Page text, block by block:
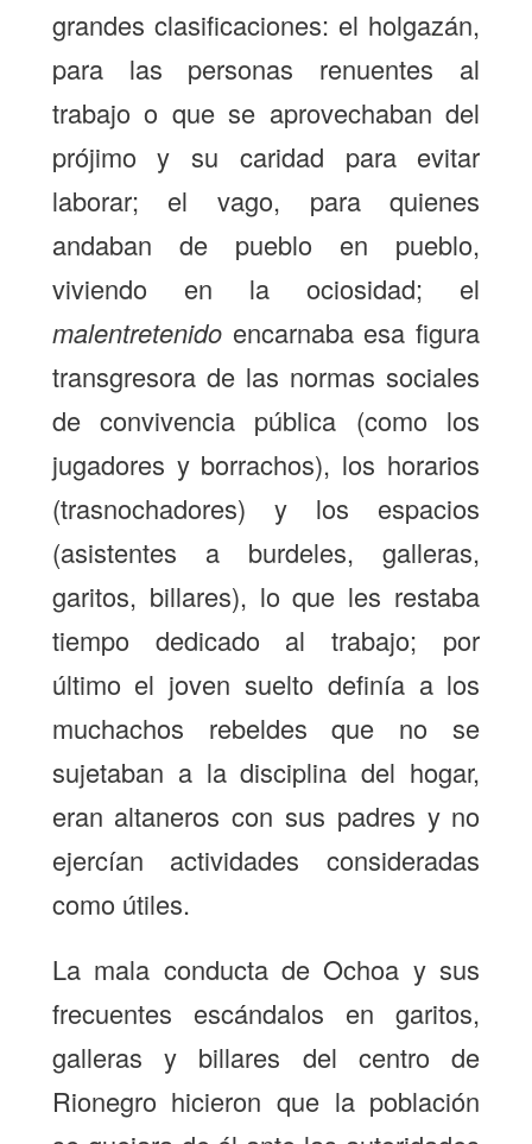
grandes clasificaciones: el holgazán,
para las personas renuentes al
trabajo o que se aprovechaban del
prójimo y su caridad para evitar
laborar; el vago, para quienes
andaban de pueblo en pueblo,
viviendo en la ociosidad; el
malentretenidoencarnaba esa figura
transgresora de las normas sociales
de convivencia pública (como los
jugadores y borrachos), los horarios
(trasnochadores) y los espacios
(asistentes a burdeles, galleras,
garitos, billares), lo que les restaba
tiempo dedicado al trabajo; por
último el joven suelto definía a los
muchachos rebeldes que no se
sujetaban a la disciplina del hogar,
eran altaneros con sus padres y no
ejercían actividades consideradas
como útiles.
La mala conducta de Ochoa y sus
frecuentes escándalos en garitos,
galleras y billares del centro de
Rionegro hicieron que la población